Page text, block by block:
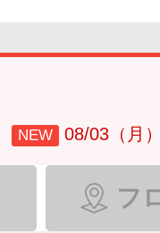
NEW 08/03（月
フ